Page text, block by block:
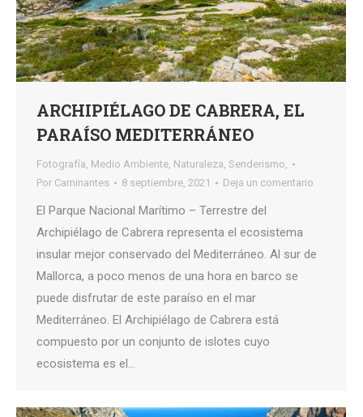
ARCHIPIÉLAGO DE CABRERA, EL
PARAÍSO MEDITERRÁNEO
Fotografía, Medio Ambiente, Naturaleza, Senderismo,
Por Caminantes 8 septiembre, 2021 Deja un comentario
El Parque Nacional Marítimo – Terrestre del
Archipiélago de Cabrera representa el ecosistema
insular mejor conservado del Mediterráneo. Al sur de
Mallorca, a poco menos de una hora en barco se
puede disfrutar de este paraíso en el mar
Mediterráneo. El Archipiélago de Cabrera está
compuesto por un conjunto de islotes cuyo
ecosistema es el…